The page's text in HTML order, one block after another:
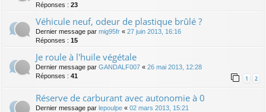
Réponses : 23
Véhicule neuf, odeur de plastique brûlé ?
Dernier message par mig95fr « 27 juin 2013, 16:16
Réponses : 15
Je roule à l'huile végétale
Dernier message par GANDALF007 « 26 mai 2013, 12:28
Réponses : 41 1 2
Réserve de carburant avec autonomie à 0
Dernier message par lepoulpe « 02 mars 2013, 15:21